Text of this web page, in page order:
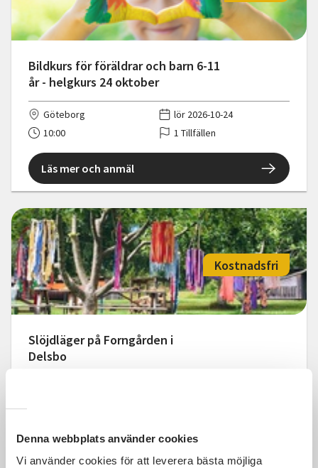
Denna webbplats använder cookies
Vi använder cookies för att leverera bästa möjliga
Bildkurs för föräldrar och barn 6-11
år - helgkurs 24 oktober
Göteborg
lör 2026-10-24
10:00
1 Tillfällen
Läs mer och anmäl
Slöjdläger på Forngården i
Delsbo
Kostnadsfri
Läs mer och anmäl